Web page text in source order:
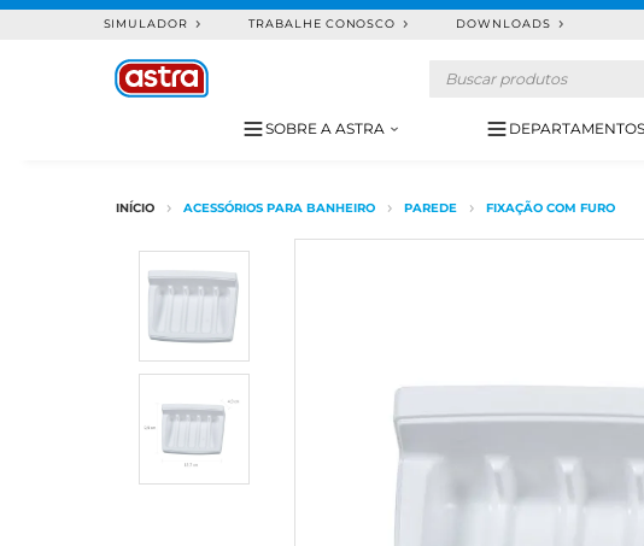
SIMULADOR TRABALHE CONOSCO DOWNLOADS
SOBRE A ASTRA DEPARTAMENTOS
ACESSÓRIOS PARA BANHEIRO PAREDE FIXAÇÃO COM FURO